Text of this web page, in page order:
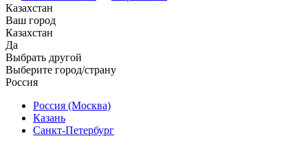
Казахстан
Ваш город
Казахстан
Да
Выбрать другой
Выберите город/страну
Россия
Россия (Москва)
Казань
Санкт-Петербург